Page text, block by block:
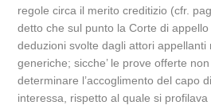
regole circa il merito creditizio (cfr.
detto che sul punto la Corte di
deduzioni svolte dagli attori appellanti
generiche; sicche’ le prove offerte
determinare l’accoglimento del capo
interessa, rispetto al quale si profilava